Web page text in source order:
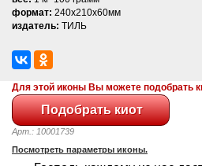
формат: 240x210x60мм
издатель: ТИЛЬ
Для этой иконы Вы можете подобрать
Арт.: 10001739
Посмотреть параметры иконы.